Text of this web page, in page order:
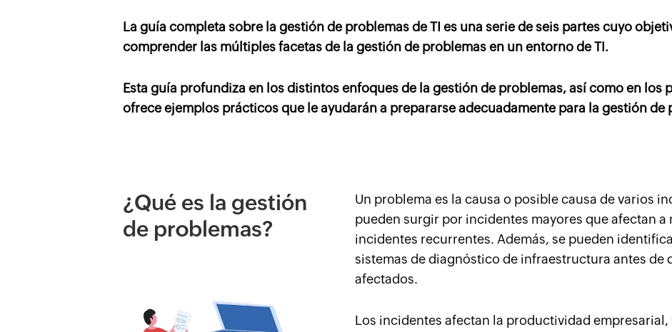
La guía completa sobre la gestión de problemas de TI es una serie de seis partes cuyo
comprender las múltiples facetas de la gestión de problemas en un entorno de TI.
Esta guía profundiza en los distintos enfoques de la gestión de problemas, así como en los
ofrece ejemplos prácticos que le ayudarán a prepararse adecuadamente para la gestión de
¿Qué es la gestión
de problemas?
Un problema es la causa o posible causa de varios
pueden surgir por incidentes mayores que afectan a
incidentes recurrentes. Además, se pueden
sistemas de diagnóstico de infraestructura antes de
afectados.
Los incidentes afectan la productividad